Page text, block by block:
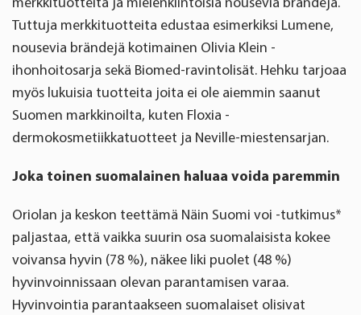
Tuttuja merkkituotteita edustaa esimerkiksi Lumene,
nousevia brändejä kotimainen Olivia Klein -
ihonhoitosarja sekä Biomed-ravintolisät. Hehku tarjoaa
myös lukuisia tuotteita joita ei ole aiemmin saanut
Suomen markkinoilta, kuten Floxia -
dermokosmetiikkatuotteet ja Neville-miestensarjan.
Joka toinen suomalainen haluaa voida paremmin
Oriolan ja keskon teettämä Näin Suomi voi -tutkimus*
paljastaa, että vaikka suurin osa suomalaisista kokee
voivansa hyvin (78 %), näkee liki puolet (48 %)
hyvinvoinnissaan olevan parantamisen varaa.
Hyvinvointia parantaakseen suomalaiset olisivat